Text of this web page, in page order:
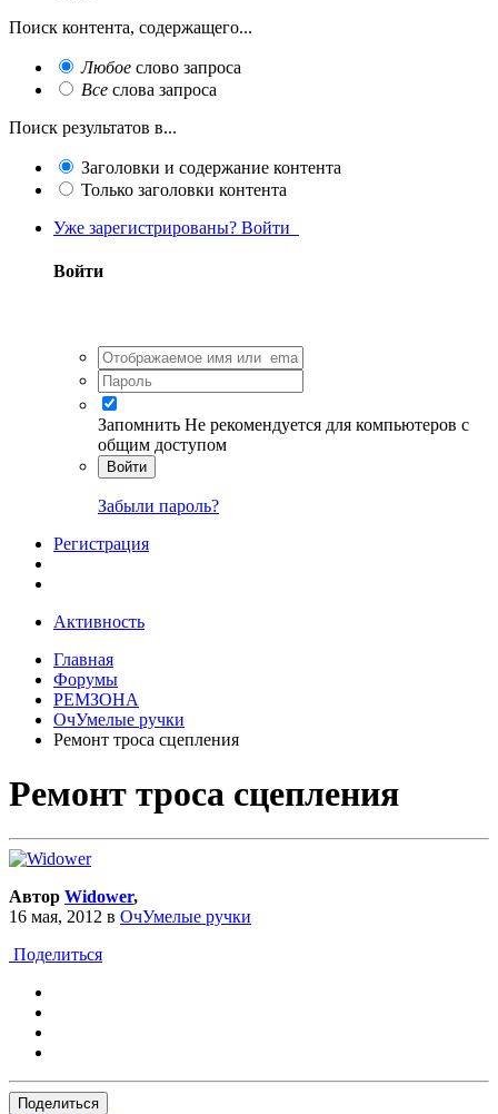
Поиск контента, содержащего...
Любое слово запроса
Все слова запроса
Поиск результатов в...
Заголовки и содержание контента
Только заголовки контента
Уже зарегистрированы? Войти
Войти
Запомнить Не рекомендуется для компьютеров с
общим доступом
Войти
Забыли пароль?
Регистрация
Активность
Главная
Форумы
РЕМЗОНА
ОчУмелые ручки
Ремонт троса сцепления
Ремонт троса сцепления
Автор Widower,
16 мая, 2012 в ОчУмелые ручки
Поделиться
Поделиться